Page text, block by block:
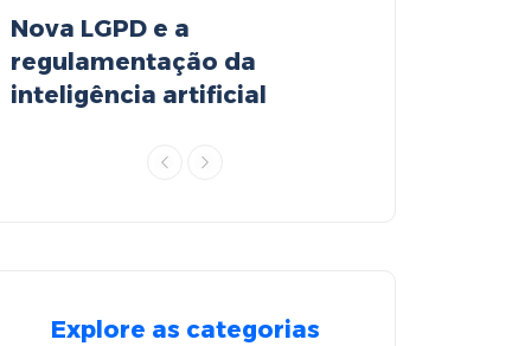
Nova LGPD e a
regulamentação da
inteligência artificial
Explore as categorias